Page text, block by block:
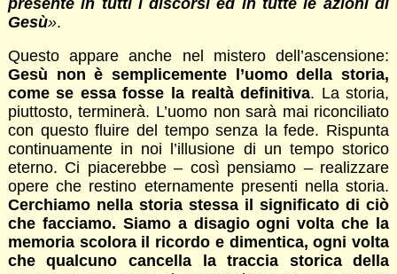
Gesù».
Questo appare anche nel mistero dell’ascensione:
Gesù non è semplicemente l’uomo della storia,
come se essa fosse la realtà definitiva. La storia,
piuttosto, terminerà. L’uomo non sarà mai riconciliato
con questo fluire del tempo senza la fede. Rispunta
continuamente in noi l’illusione di un tempo storico
eterno. Ci piacerebbe – così pensiamo – realizzare
opere che restino eternamente presenti nella storia.
Cerchiamo nella storia stessa il significato di ciò
che facciamo. Siamo a disagio ogni volta che la
memoria scolora il ricordo e dimentica, ogni volta
che qualcuno cancella la traccia storica della